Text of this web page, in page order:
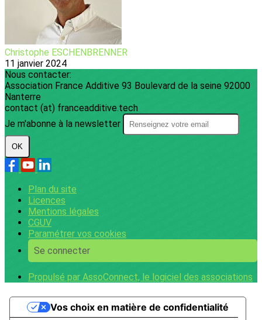
Christophe ESCHENBRENNER
11 janvier 2024
Nous contacter:
Association France Additive 93 Boulevard de la seine 92000
Nanterre
contact (at) franceadditive.tech
Je m'abonne à la newsletter
OK
Plan du site
Licences
Mentions légales
CGUV
Paramétrer vos cookies
Se connecter
Propulsé par AssoConnect, le logiciel des associations
Vos choix en matière de confidentialité